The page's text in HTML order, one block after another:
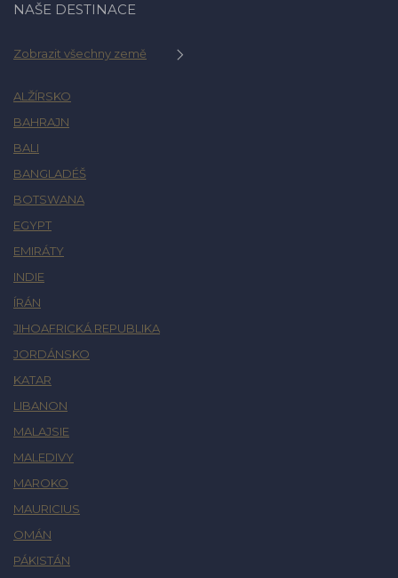
NAŠE DESTINACE
Zobrazit všechny země
ALŽÍRSKO
BAHRAJN
BALI
BANGLADÉŠ
BOTSWANA
EGYPT
EMIRÁTY
INDIE
ÍRÁN
JIHOAFRICKÁ REPUBLIKA
JORDÁNSKO
KATAR
LIBANON
MALAJSIE
MALEDIVY
MAROKO
MAURICIUS
OMÁN
PÁKISTÁN